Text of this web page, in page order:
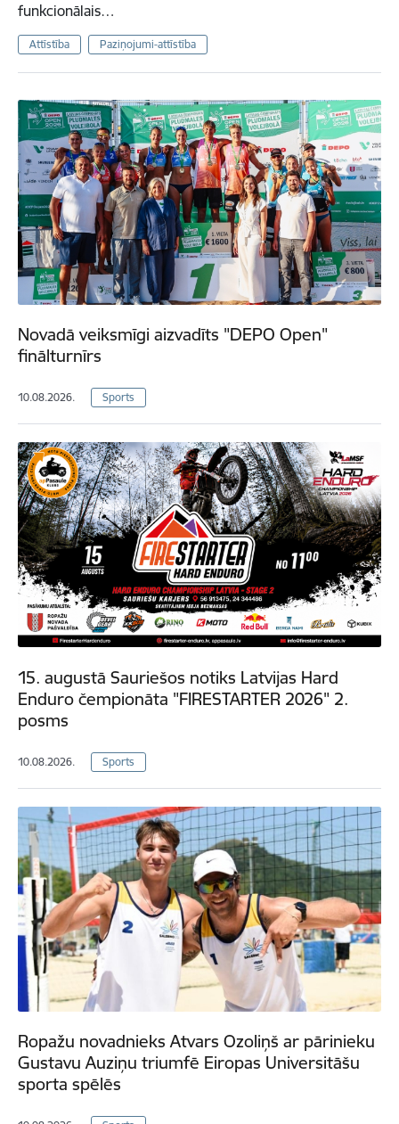
funkcionālais…
Attīstība Paziņojumi-attīstība
Novadā veiksmīgi aizvadīts "DEPO Open"
finālturnīrs
10.08.2026. Sports
15. augustā Sauriešos notiks Latvijas Hard
Enduro čempionāta "FIRESTARTER 2026" 2.
posms
10.08.2026. Sports
Ropažu novadnieks Atvars Ozoliņš ar pārinieku
Gustavu Auziņu triumfē Eiropas Universitāšu
sporta spēlēs